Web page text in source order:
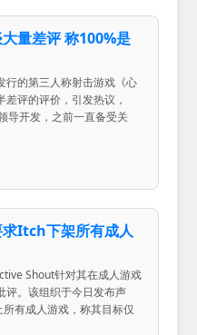
大量差评 称100%是
行的第三人称射击游戏《心
评的评价，引发热议，
导开发，之前一直备受关
Itch下架所有成人
Shout针对其在成人游戏
评。该组织于今日发布声
有成人游戏，称其目标仅